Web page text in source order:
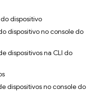
dispositivo
dispositivo no console do
dispositivos na CLI do
dispositivos no console do